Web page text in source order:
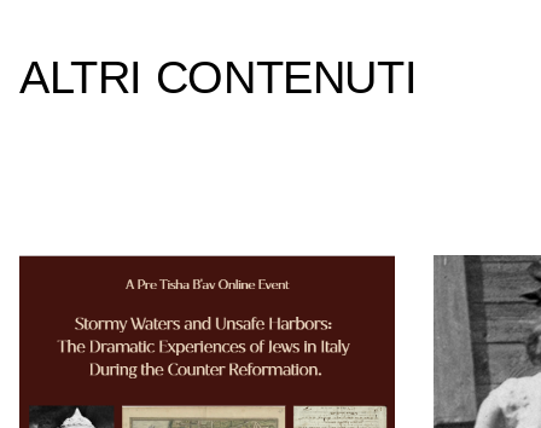
ALTRI CONTENUTI